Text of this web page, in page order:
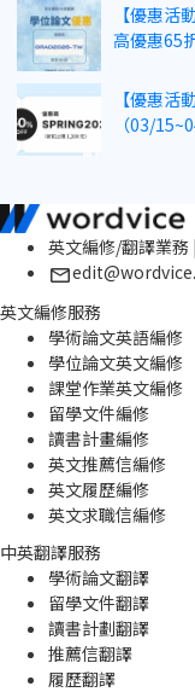
【優惠活
高優惠65
【優惠活
（03/
英文編修/翻譯業
英文編修服務
學術論文英語編修
學位論文英文編修
課堂作業英文編修
留學文件編修
讀書計畫編修
英文推薦信編修
英文履歷編修
英文求職信編修
中英翻譯服務
學術論文翻譯
留學文件翻譯
讀書計劃翻譯
推薦信翻譯
履歷翻譯